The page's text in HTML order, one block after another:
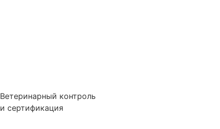
Ветеринарный контроль
и сертификация